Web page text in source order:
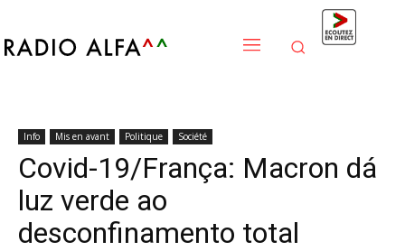
Info Mis en avant Politique Société
Covid-19/França: Macron dá
luz verde ao
desconfinamento total